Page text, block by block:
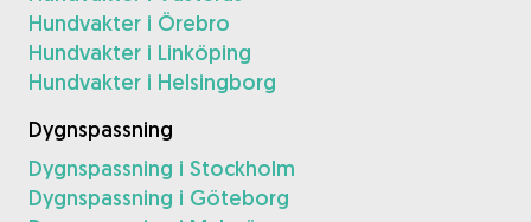
Hundvakter i Örebro
Hundvakter i Linköping
Hundvakter i Helsingborg
Dygnspassning
Dygnspassning i Stockholm
Dygnspassning i Göteborg